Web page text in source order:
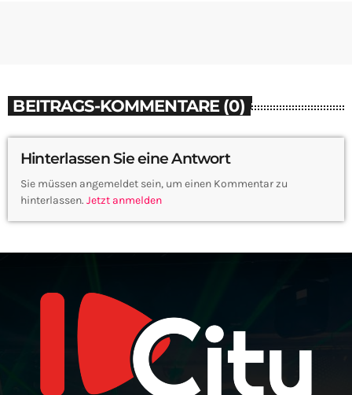
BEITRAGS-KOMMENTARE (0)
Hinterlassen Sie eine Antwort
Sie müssen angemeldet sein, um einen Kommentar zu
hinterlassen. Jetzt anmelden